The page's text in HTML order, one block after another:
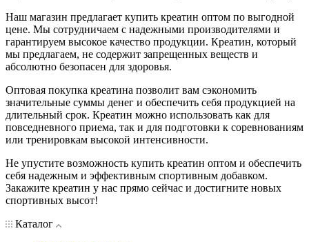
Наш магазин предлагает купить креатин оптом по выгодной
цене. Мы сотрудничаем с надежными производителями и
гарантируем высокое качество продукции. Креатин, который
мы предлагаем, не содержит запрещенных веществ и
абсолютно безопасен для здоровья.
Оптовая покупка креатина позволит вам сэкономить
значительные суммы денег и обеспечить себя продукцией на
длительный срок. Креатин можно использовать как для
повседневного приема, так и для подготовки к соревнованиям
или тренировкам высокой интенсивности.
Не упустите возможность купить креатин оптом и обеспечить
себя надежным и эффективным спортивным добавком.
Закажите креатин у нас прямо сейчас и достигните новых
спортивных высот!
Каталог